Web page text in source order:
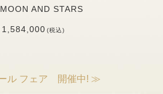
AND STARS
1,584,000(税込)
ル フェア 開催中! ≫